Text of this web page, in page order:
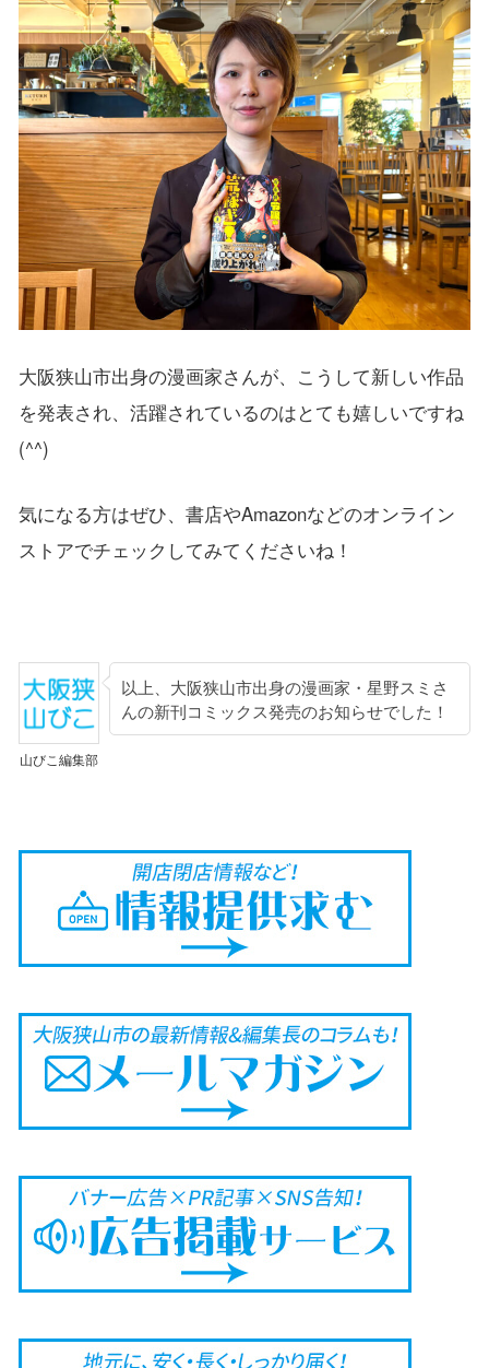
大阪狭山市出身の漫画家さんが、こうして新しい作品
を発表され、活躍されているのはとても嬉しいですね
(^^)
気になる方はぜひ、書店やAmazonなどのオンライン
ストアでチェックしてみてくださいね！
山びこ編集部
以上、大阪狭山市出身の漫画家・星野スミさ
んの新刊コミックス発売のお知らせでした！